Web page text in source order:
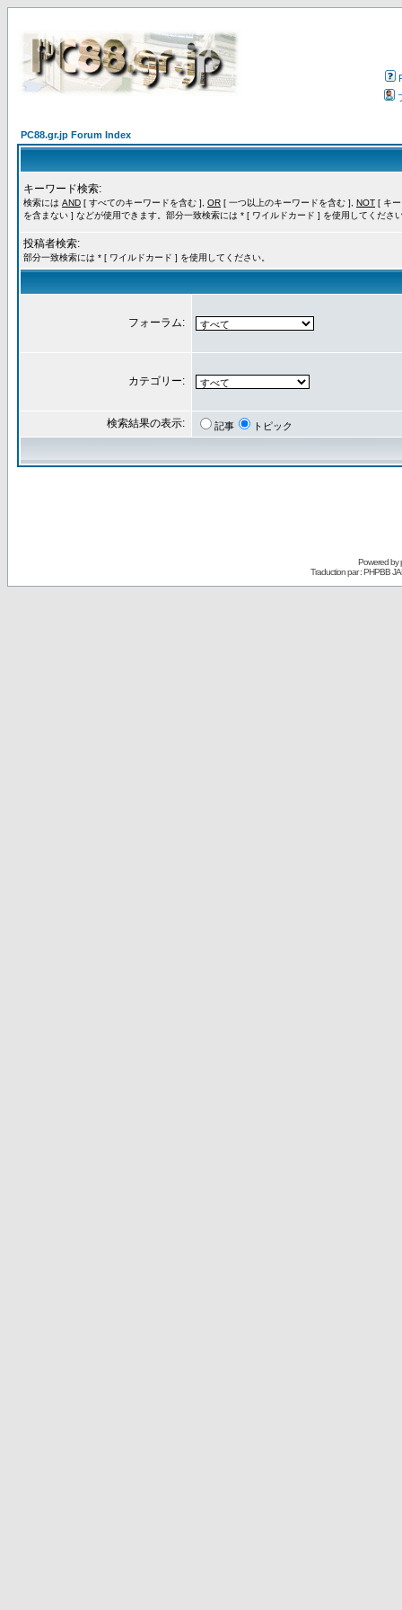
PC88.gr.jp Forum Index
キーワード検索:
検索には AND [ すべてのキーワードを含む ], OR [ 一つ以上のキーワードを含む ], NOT [ キ
を含まない ] などが使用できます。部分一致検索には * [ ワイルドカード ] を使用してくださ
投稿者検索:
部分一致検索には * [ ワイルドカード ] を使用してください。
フォーラム:
カテゴリー:
検索結果の表示: 記事 トピック
Powered by
Traduction par : PHPBB